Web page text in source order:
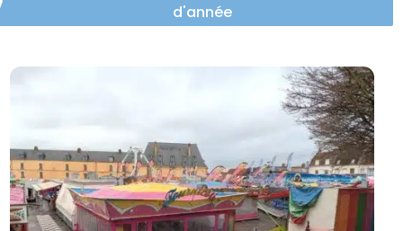
d'année